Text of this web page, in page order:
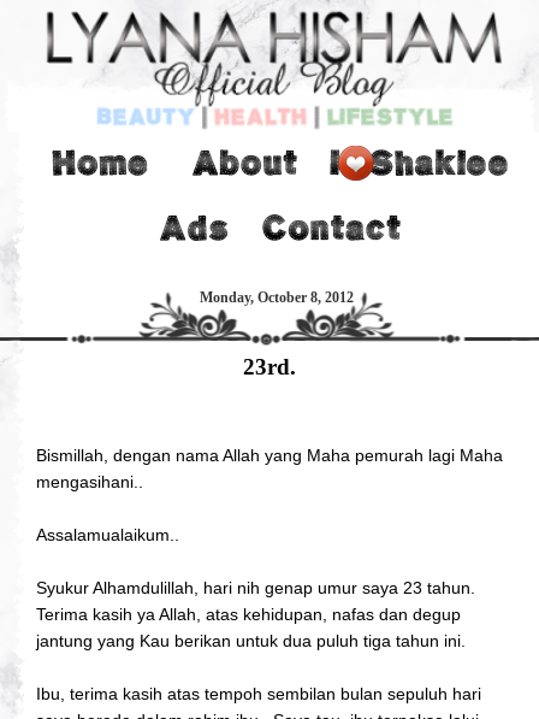
Monday, October 8, 2012
23rd.
Bismillah, dengan nama Allah yang Maha pemurah lagi Maha
mengasihani..
Assalamualaikum..
Syukur Alhamdulillah, hari nih genap umur saya 23 tahun.
Terima kasih ya Allah, atas kehidupan, nafas dan degup
jantung yang Kau berikan untuk dua puluh tiga tahun ini.
Ibu, terima kasih atas tempoh sembilan bulan sepuluh hari